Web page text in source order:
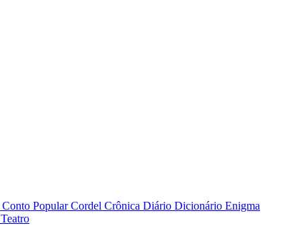
Conto PopularCordel Crônica Diário Dicionário Enigma
Teatro